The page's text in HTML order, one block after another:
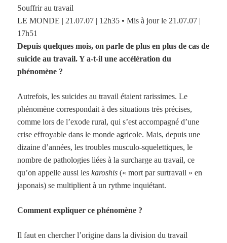
Souffrir au travail
LE MONDE | 21.07.07 | 12h35 • Mis à jour le 21.07.07 |
17h51
Depuis quelques mois, on parle de plus en plus de cas de
suicide au travail. Y a-t-il une accélération du
phénomène ?
Autrefois, les suicides au travail étaient rarissimes. Le
phénomène correspondait à des situations très précises,
comme lors de l’exode rural, qui s’est accompagné d’une
crise effroyable dans le monde agricole. Mais, depuis une
dizaine d’années, les troubles musculo-squelettiques, le
nombre de pathologies liées à la surcharge au travail, ce
qu’on appelle aussi leskaroshis (« mort par surtravail » en
japonais) se multiplient à un rythme inquiétant.
Comment expliquer ce phénomène ?
Il faut en chercher l’origine dans la division du travail